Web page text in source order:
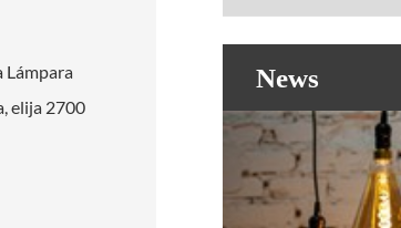
Lámpara
elija 2700
News